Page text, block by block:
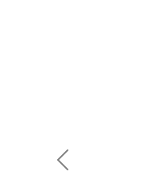
Previous